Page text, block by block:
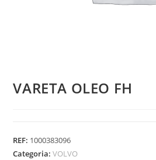
VARETA OLEO FH
REF: 1000383096
Categoria:VOLVO